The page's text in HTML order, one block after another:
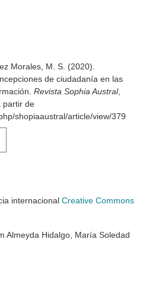
Morales, M. S. (2020).
de ciudadanía en las
Revista Sophia Austral,
partir de
shopiaaustral/article/view/379
internacional Creative Commons
Almeyda Hidalgo, María Soledad